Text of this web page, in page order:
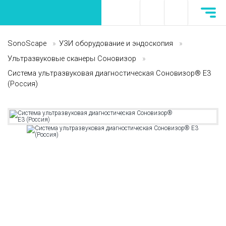
SonoScape » УЗИ оборудование и эндоскопия
»
Ультразвуковые сканеры Соновизор
»
Система ультразвуковая диагностическая Соновизор® E3
(Россия)